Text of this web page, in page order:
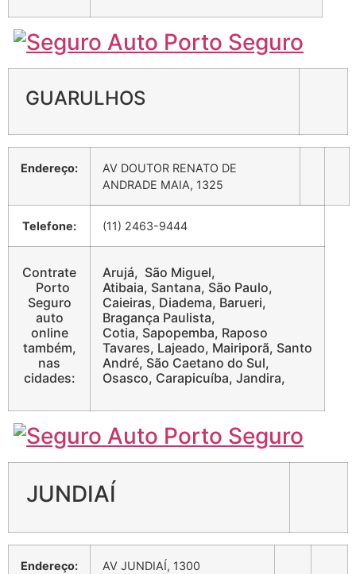
GUARULHOS
Endereço:
AV DOUTOR RENATO DE
ANDRADE MAIA, 1325
Telefone: (11) 2463-9444
Contrate
Porto
Seguro
auto
online
também,
nas
cidades:
Arujá, São Miguel,
Atibaia, Santana, São Paulo,
Caieiras, Diadema, Barueri,
Bragança Paulista,
Cotia, Sapopemba, Raposo
Tavares, Lajeado, Mairiporã, Santo
André, São Caetano do Sul,
Osasco, Carapicuíba, Jandira,
JUNDIAÍ
Endereço: AV JUNDIAÍ, 1300